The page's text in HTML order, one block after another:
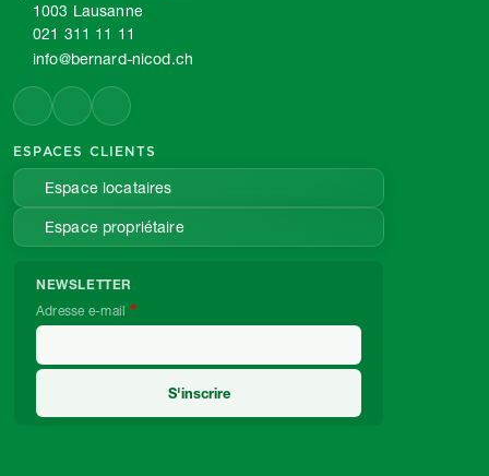
1003 Lausanne
021 311 11 11
info@bernard-nicod.ch
ESPACES CLIENTS
Espace locataires
Espace propriétaire
NEWSLETTER
Adresse e-mail